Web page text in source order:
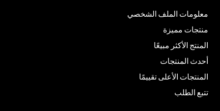
معلومات الملف الشخصي
منتجات مميزة
المنتج الأكثر مبيعًا
أحدث المنتجات
المنتجات الأعلى تقييمًا
تتبع الطلب